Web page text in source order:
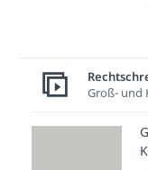
Groß- und